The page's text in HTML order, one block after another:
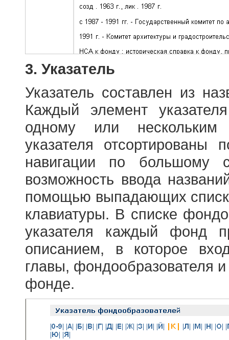
3. Указатель
Указатель составлен из
Каждый элемент
одному или
указателя отсортированы
навигации по большому
возможность ввода
помощью выпадающих
клавиатуры. В списке
указателя каждый фонд
описанием, в которое
главы, фондообразователя
фонде.